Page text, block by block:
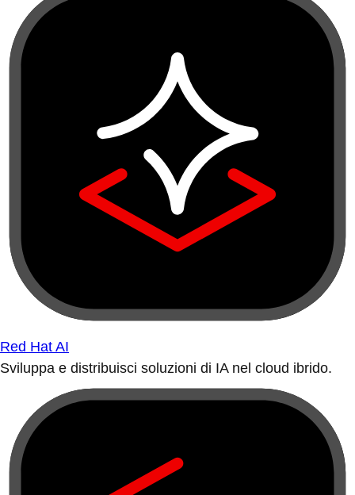
Red Hat AI
Sviluppa e distribuisci soluzioni di IA nel cloud ibrido.